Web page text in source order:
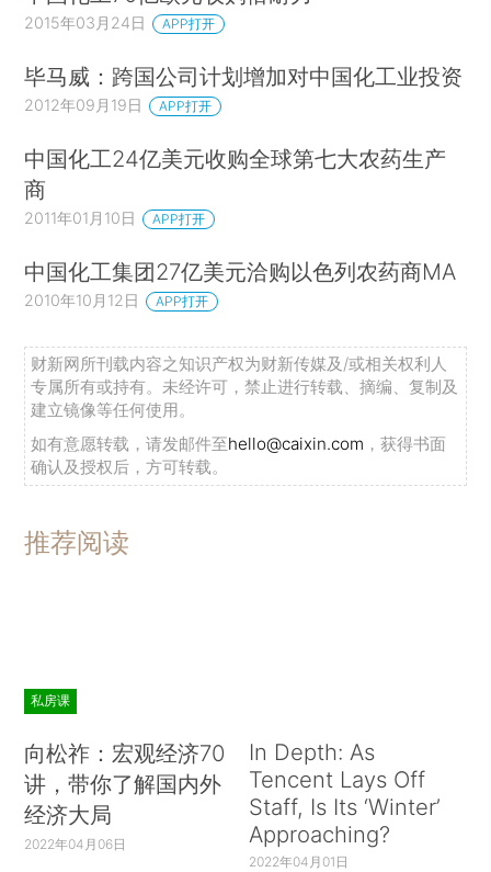
2015年03月24日 APP打开
毕马威：跨国公司计划增加对中国化工业投资
2012年09月19日 APP打开
中国化工24亿美元收购全球第七大农药生产
商
2011年01月10日 APP打开
中国化工集团27亿美元洽购以色列农药商MA
2010年10月12日 APP打开
财新网所刊载内容之知识产权为财新传媒及/或相关权利人
专属所有或持有。未经许可，禁止进行转载、摘编、复制及
建立镜像等任何使用。
如有意愿转载，请发邮件至hello@caixin.com ，获得书面
确认及授权后，方可转载。
推荐阅读
私房课
向松祚：宏观经济70
讲，带你了解国内外
经济大局
2022年04月06日
In Depth: As
Tencent Lays Off
Staff, Is Its ‘Winter’
Approaching?
2022年04月01日